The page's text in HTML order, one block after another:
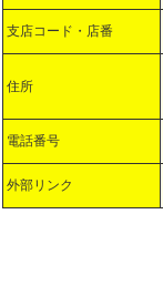
支店コード・店番
住所
電話番号
外部リンク